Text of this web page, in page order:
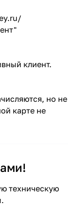
клиент.
но не
карте не
техническую